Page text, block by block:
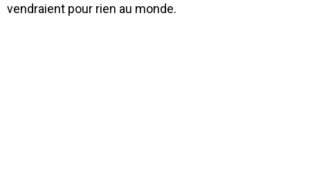
vendraient pour rien au monde.